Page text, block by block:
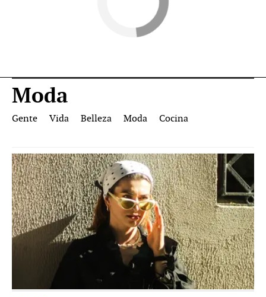
Moda
Gente Vida Belleza Moda Cocina